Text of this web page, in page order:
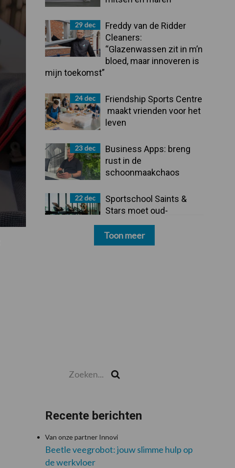
29 dec
Freddy van de Ridder
Cleaners:
“Glazenwassen zit in m’n
bloed, maar innoveren is
mijn toekomst”
24 dec
Friendship Sports Centre
maakt vrienden voor het
leven
23 dec
Business Apps: breng
rust in de
schoonmaakchaos
22 dec
Sportschool Saints &
Stars moet oud-
betalen
Toon meer
Recente berichten
Van onze partner Innovi
Beetle veegrobot: jouw slimme hulp op
de werkvloer